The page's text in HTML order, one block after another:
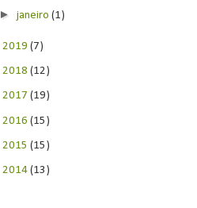
►janeiro(1)
2019(7)
2018(12)
2017(19)
2016(15)
2015(15)
2014(13)